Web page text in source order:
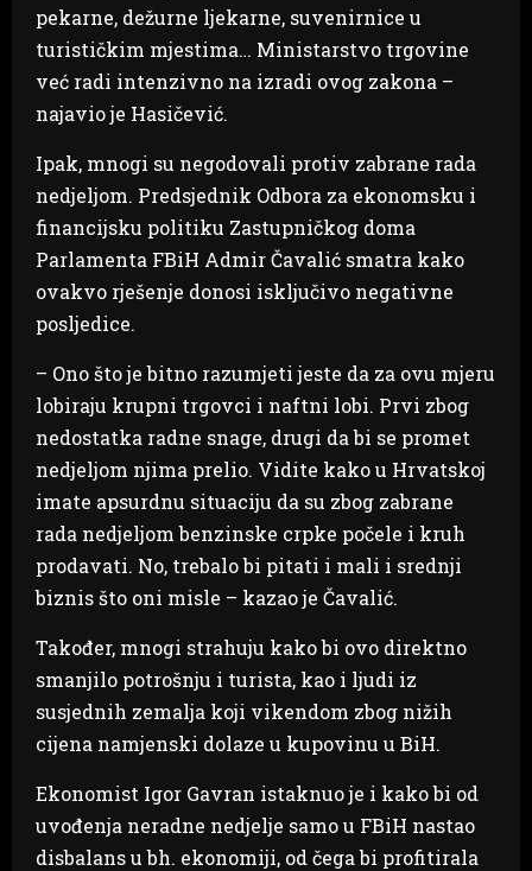
pekarne, dežurne ljekarne, suvenirnice u
turističkim mjestima… Ministarstvo trgovine
već radi intenzivno na izradi ovog zakona –
najavio je Hasičević.
Ipak, mnogi su negodovali protiv zabrane rada
nedjeljom. Predsjednik Odbora za ekonomsku i
financijsku politiku Zastupničkog doma
Parlamenta FBiH Admir Čavalić smatra kako
ovakvo rješenje donosi isključivo negativne
posljedice.
– Ono što je bitno razumjeti jeste da za ovu mjeru
lobiraju krupni trgovci i naftni lobi. Prvi zbog
nedostatka radne snage, drugi da bi se promet
nedjeljom njima prelio. Vidite kako u Hrvatskoj
imate apsurdnu situaciju da su zbog zabrane
rada nedjeljom benzinske crpke počele i kruh
prodavati. No, trebalo bi pitati i mali i srednji
biznis što oni misle – kazao je Čavalić.
Također, mnogi strahuju kako bi ovo direktno
smanjilo potrošnju i turista, kao i ljudi iz
susjednih zemalja koji vikendom zbog nižih
cijena namjenski dolaze u kupovinu u BiH.
Ekonomist Igor Gavran istaknuo je i kako bi od
uvođenja neradne nedjelje samo u FBiH nastao
disbalans u bh. ekonomiji, od čega bi profitirala